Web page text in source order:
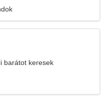
barátot keresek